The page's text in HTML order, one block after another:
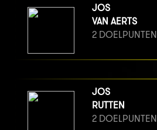
JOS
VAN AERTS
2 DOELPUNTEN
JOS
RUTTEN
2 DOELPUNTEN